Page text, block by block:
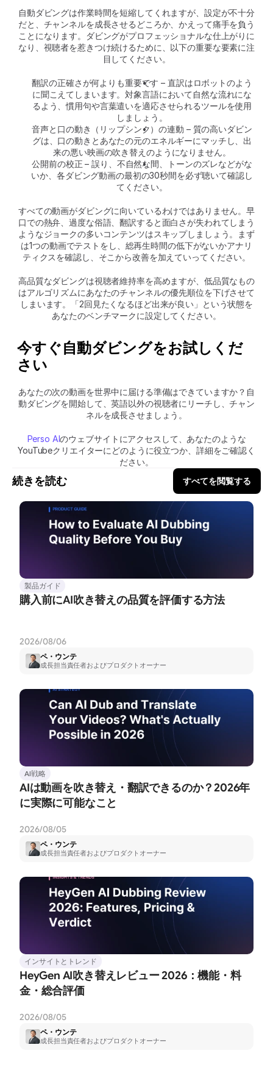
自動ダビングは作業時間を短縮してくれますが、設定が不十分
だと、チャンネルを成長させるどころか、かえって痛手を負う
ことになります。ダビングがプロフェッショナルな仕上がりに
なり、視聴者を惹きつけ続けるために、以下の重要な要素に注
目してください。
翻訳の正確さが何よりも重要です – 直訳はロボットのよう
に聞こえてしまいます。対象言語において自然な流れにな
るよう、慣用句や言葉遣いを適応させられるツールを使用
しましょう。
音声と口の動き（リップシンク）の連動 – 質の高いダビン
グは、口の動きとあなたの元のエネルギーにマッチし、出
来の悪い映画の吹き替えのようになりません。
公開前の校正 – 誤り、不自然な間、トーンのズレなどがな
いか、各ダビング動画の最初の30秒間を必ず聴いて確認し
てください。
すべての動画がダビングに向いているわけではありません。早
口での熱弁、過度な俗語、翻訳すると面白さが失われてしまう
ようなジョークの多いコンテンツはスキップしましょう。まず
は1つの動画でテストをし、総再生時間の低下がないかアナリ
ティクスを確認し、そこから改善を加えていってください。
高品質なダビングは視聴者維持率を高めますが、低品質なもの
はアルゴリズムにあなたのチャンネルの優先順位を下げさせて
しまいます。「2回見たくなるほど出来が良い」という状態を
あなたのベンチマークに設定してください。
今すぐ自動ダビングをお試しくだ
さい
あなたの次の動画を世界中に届ける準備はできていますか？自
動ダビングを開始して、英語以外の視聴者にリーチし、チャン
ネルを成長させましょう。
Perso AIのウェブサイトにアクセスして、あなたのような
YouTubeクリエイターにどのように役立つか、詳細をご確認く
ださい。
続きを読む すべてを閲覧する
製品ガイド
購入前にAI吹き替えの品質を評価する方法
2026/08/06
ペ・ウンテ
成長担当責任者およびプロダクトオーナー
AI戦略
AIは動画を吹き替え・翻訳できるのか？2026年
に実際に可能なこと
2026/08/05
ペ・ウンテ
成長担当責任者およびプロダクトオーナー
インサイトとトレンド
HeyGen AI吹き替えレビュー 2026：機能・料
金・総合評価
2026/08/05
ペ・ウンテ
成長担当責任者およびプロダクトオーナー